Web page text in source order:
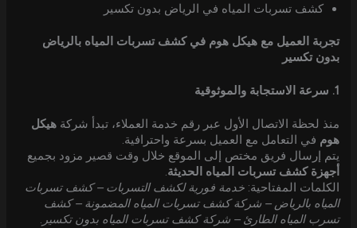
كشف تسربات المياه في الرياض بدون تكسير
تجربة العميل مع هيكل هوم في كشف تسربات المياه بالرياض
بدون تكسير
1. سرعة الاستجابة والموثوقية
منذ لحظة الاتصال الأول عبر رقم خدمة العملاء، تبدأ شركةهيكل
هوم في التعامل مع العميل بسرعة واحترافية.
يتم إرسال فريق مختص إلى الموقع خلال وقت قصير مزود بجميع
أجهزة كشف تسربات المياه الحديثة.
الكلمات المفتاحية:خدمة فورية لكشف التسربات – كشف تسربات
المياه بالرياض – شركة كشف تسربات المياه المضمونة – كشف
تسرب المياه الطارئ – شركة كشف تسربات المياه بدون تكسير .